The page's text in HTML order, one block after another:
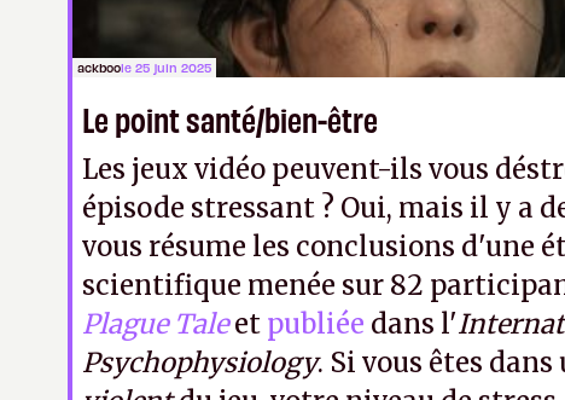
ackboole 25 juin 2025
Le point santé/bien-être
Les jeux vidéo peuvent-ils vous
épisode stressant ? Oui, mais il y a
vous résume les conclusions d'une
scientifique menée sur 82
Plague Taleet publiée dans l'
Psychophysiology. Si vous êtes dans